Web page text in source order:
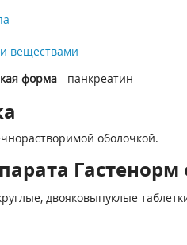
веществами
форма- панкреатин
оболочкой.
двояковыпуклые